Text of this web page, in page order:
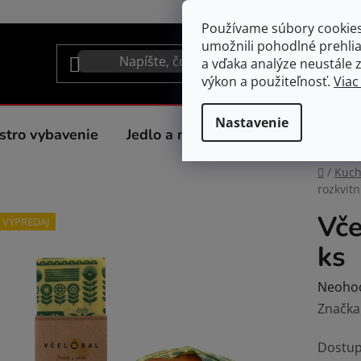
Používame súbory
umožnili pohodlné
a vďaka analýze neustále
výkon a použiteľnosť.
Nastavenie
vybavenie Jedlo a nápoje Spotrebiče do
Domov
/
ks
je
VÝPREDAJ